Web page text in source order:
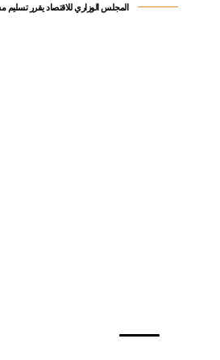
المجلس الوزاري للاقتصاد يقرر